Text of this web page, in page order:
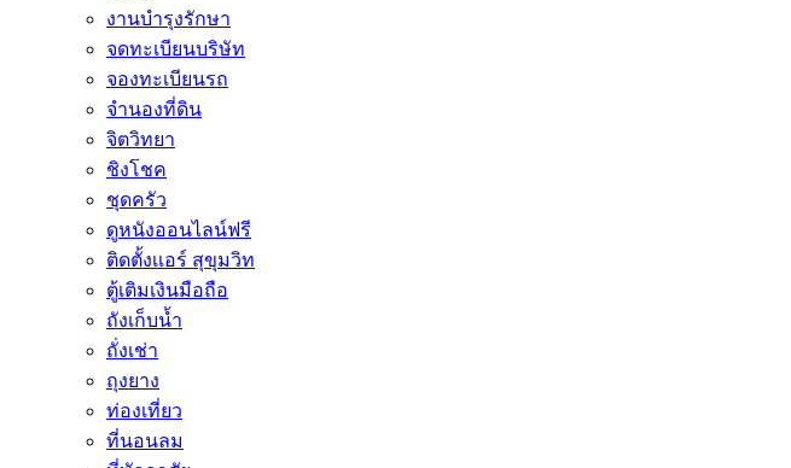
งานบำรุงรักษา
จดทะเบียนบริษัท
จองทะเบียนรถ
จำนองที่ดิน
จิตวิทยา
ชิงโชค
ชุดครัว
ดูหนังออนไลน์ฟรี
ติดตั้งเเอร์ สุขุมวิท
ตู้เติมเงินมือถือ
ถังเก็บน้ำ
ถั่งเช่า
ถุงยาง
ท่องเที่ยว
ที่นอนลม